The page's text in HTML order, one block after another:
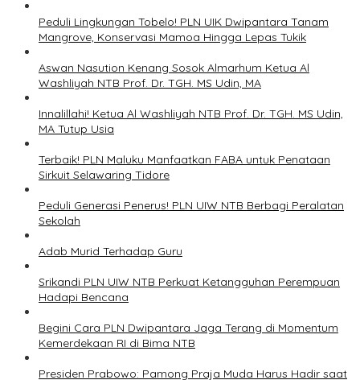
Peduli Lingkungan Tobelo! PLN UIK Dwipantara Tanam
Mangrove, Konservasi Mamoa Hingga Lepas Tukik
Aswan Nasution Kenang Sosok Almarhum Ketua Al
Washliyah NTB Prof. Dr. TGH. MS Udin, MA
Innalillahi! Ketua Al Washliyah NTB Prof. Dr. TGH. MS Udin,
MA Tutup Usia
Terbaik! PLN Maluku Manfaatkan FABA untuk Penataan
Sirkuit Selawaring Tidore
Peduli Generasi Penerus! PLN UIW NTB Berbagi Peralatan
Sekolah
Adab Murid Terhadap Guru
Srikandi PLN UIW NTB Perkuat Ketangguhan Perempuan
Hadapi Bencana
Begini Cara PLN Dwipantara Jaga Terang di Momentum
Kemerdekaan RI di Bima NTB
Presiden Prabowo: Pamong Praja Muda Harus Hadir saat